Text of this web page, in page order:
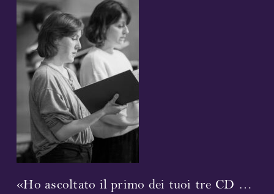
Partner e sponsor
Collegamenti
Contatto
Sosteneteci!
Bollettino elettronico
«Ho ascoltato il primo dei tuoi tre CD …